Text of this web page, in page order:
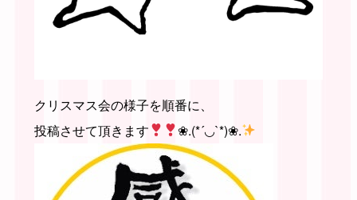
クリスマス会の様子を順番に、
投稿させて頂きます
❀︎.(*´◡︎`*)❀︎.